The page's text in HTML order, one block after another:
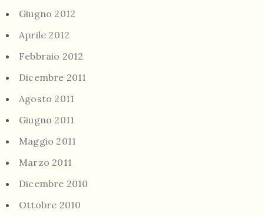
Giugno 2012
Aprile 2012
Febbraio 2012
Dicembre 2011
Agosto 2011
Giugno 2011
Maggio 2011
Marzo 2011
Dicembre 2010
Ottobre 2010